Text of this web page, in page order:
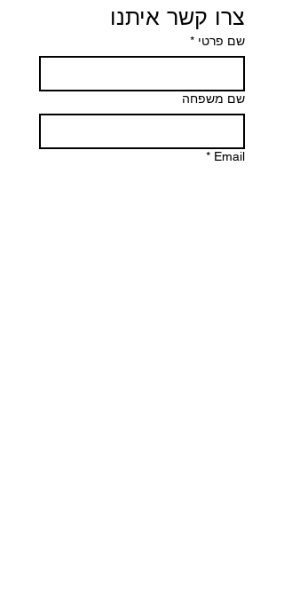
צרו קשר איתנו
שם פרטי *
שם משפחה
Email
*